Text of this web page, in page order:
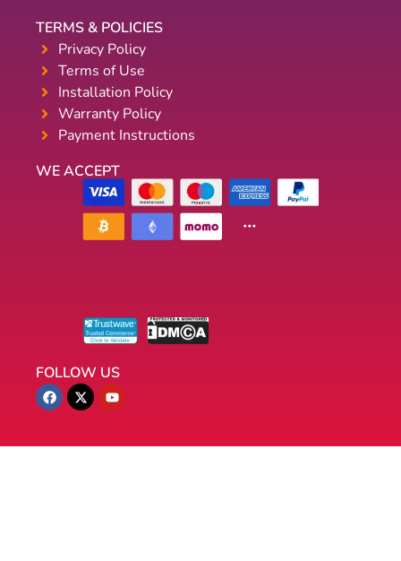
TERMS & POLICIES
Privacy Policy
Terms of Use
Installation Policy
Warranty Policy
Payment Instructions
WE ACCEPT
FOLLOW US